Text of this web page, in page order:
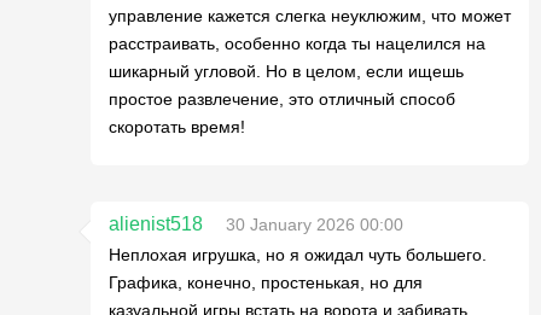
управление кажется слегка неуклюжим, что может
расстраивать, особенно когда ты нацелился на
шикарный угловой. Но в целом, если ищешь
простое развлечение, это отличный способ
скоротать время!
alienist518
30 January 2026 00:00
Неплохая игрушка, но я ожидал чуть большего.
Графика, конечно, простенькая, но для
казуальной игры встать на ворота и забивать